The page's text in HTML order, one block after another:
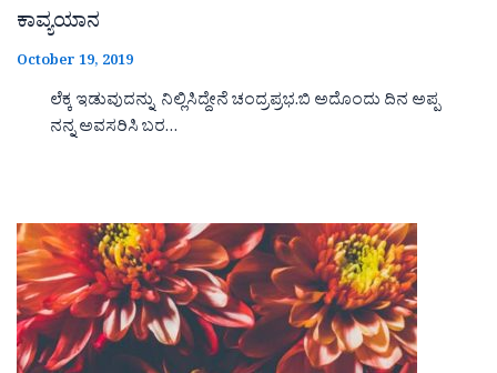
ಕಾವ್ಯಯಾನ
October 19, 2019
ಲೆಕ್ಕ ಇಡುವುದನ್ನು ನಿಲ್ಲಿಸಿದ್ದೇನೆ ಚಂದ್ರಪ್ರಭ.ಬಿ ಅದೊಂದು ದಿನ ಅಪ್ಪ
ನನ್ನ ಅವಸರಿಸಿ ಬರ…